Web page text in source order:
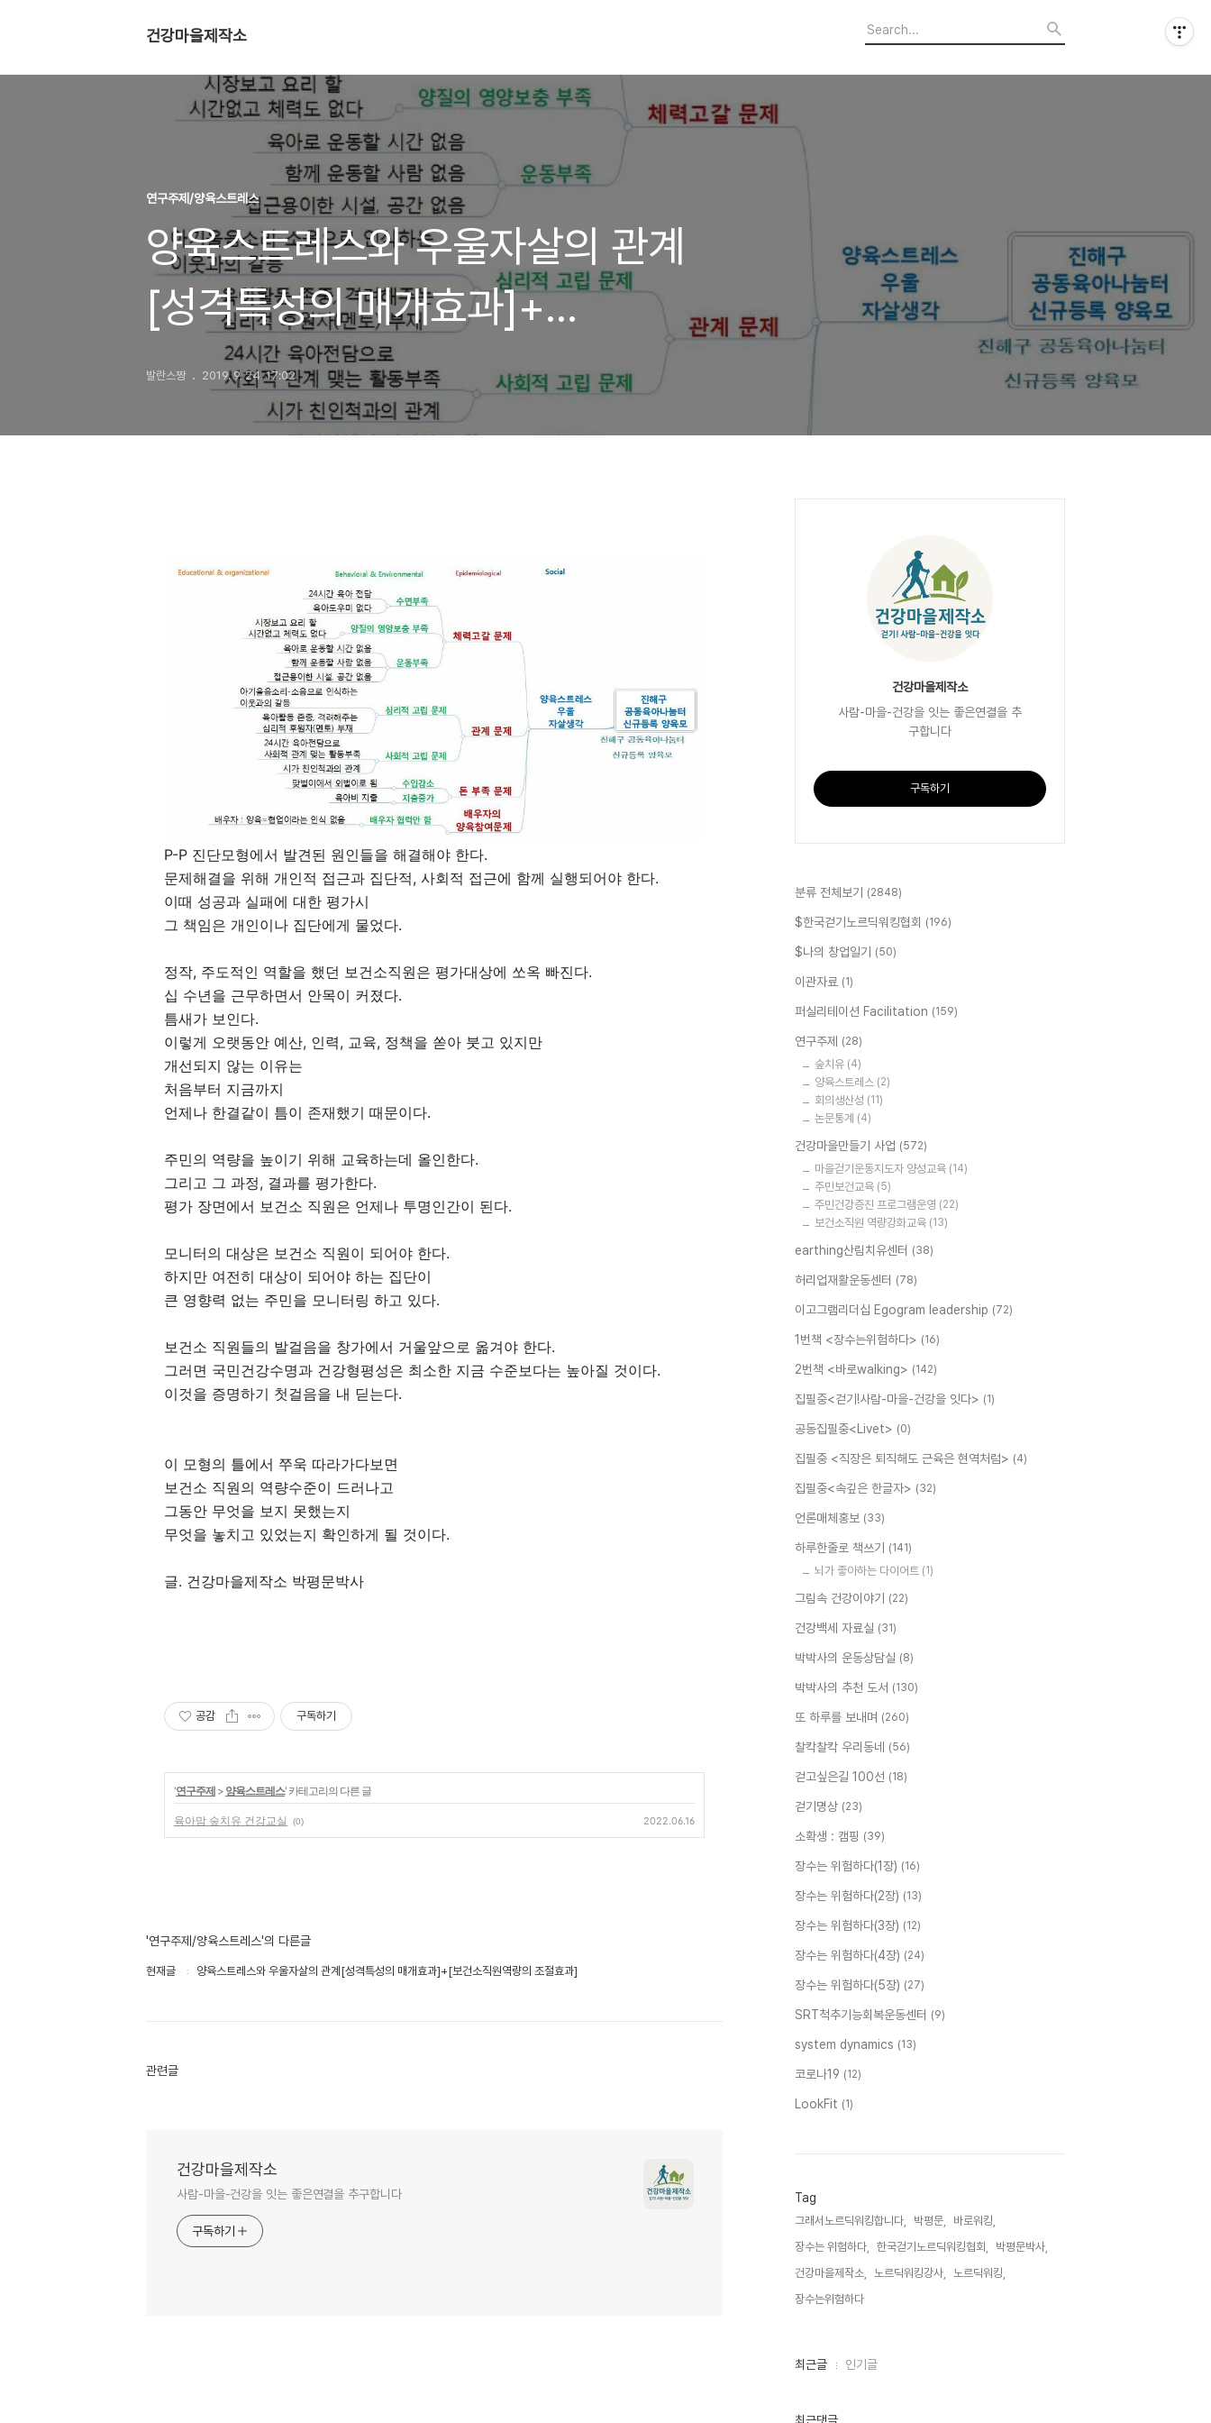
건강마을제작소
연구주제/양육스트레스
양육스트레스와 우울자살의 관계
[성격특성의 매개효과]+
[보건소직원역량의 조절효과]
발란스짱 2019. 9. 24. 17:02
P-P 진단모형에서 발견된 원인들을 해결해야 한다.
문제해결을 위해 개인적 접근과 집단적, 사회적 접근에 함께 실행되어야 한다.
이때 성공과 실패에 대한 평가시
그 책임은 개인이나 집단에게 물었다.
정작, 주도적인 역할을 했던 보건소직원은 평가대상에 쏘옥 빠진다.
십 수년을 근무하면서 안목이 커졌다.
틈새가 보인다.
이렇게 오랫동안 예산, 인력, 교육, 정책을 쏟아 붓고 있지만
개선되지 않는 이유는
처음부터 지금까지
언제나 한결같이 틈이 존재했기 때문이다.
주민의 역량을 높이기 위해 교육하는데 올인한다.
그리고 그 과정, 결과를 평가한다.
평가 장면에서 보건소 직원은 언제나 투명인간이 된다.
모니터의 대상은 보건소 직원이 되어야 한다.
하지만 여전히 대상이 되어야 하는 집단이
큰 영향력 없는 주민을 모니터링 하고 있다.
보건소 직원들의 발걸음을 창가에서 거울앞으로 옮겨야 한다.
그러면 국민건강수명과 건강형평성은 최소한 지금 수준보다는 높아질 것이다.
이것을 증명하기 첫걸음을 내 딛는다.
이 모형의 틀에서 쭈욱 따라가다보면
보건소 직원의 역량수준이 드러나고
그동안 무엇을 보지 못했는지
무엇을 놓치고 있었는지 확인하게 될 것이다.
글. 건강마을제작소 박평문박사
공감 구독하기
'연구주제 > 양육스트레스' 카테고리의 다른 글
육아맘 숲치유 건강교실 (0) 2022.06.16
'연구주제/양육스트레스'의 다른글
현재글 양육스트레스와 우울자살의 관계[성격특성의 매개효과]+[보건소직원역량의 조절효과]
관련글
건강마을제작소
사람-마을-건강을 잇는 좋은연결을 추구합니다
구독하기
건강마을제작소
사람-마을-건강을 잇는 좋은연결을 추
구합니다
구독하기
분류 전체보기 (2848)
$한국걷기노르딕워킹협회 (196)
$나의 창업일기 (50)
이관자료 (1)
퍼실리테이션 Facilitation (159)
연구주제 (28)
숲치유 (4)
양육스트레스 (2)
회의생산성 (11)
논문통계 (4)
건강마을만들기 사업 (572)
마을걷기운동지도자 양성교육 (14)
주민보건교육 (5)
주민건강증진 프로그램운영 (22)
보건소직원 역량강화교육 (13)
earthing산림치유센터 (38)
허리업재활운동센터 (78)
이고그램리더십 Egogram leadership (72)
1번책 <장수는위험하다> (16)
2번책 <바로walking> (142)
집필중<걷기!사람-마을-건강을 잇다> (1)
공동집필중<Livet> (0)
집필중 <직장은 퇴직해도 근육은 현역처럼> (4)
집필중<속깊은 한글자> (32)
언론매체홍보 (33)
하루한줄로 책쓰기 (141)
뇌가 좋아하는 다이어트 (1)
그림속 건강이야기 (22)
건강백세 자료실 (31)
박박사의 운동상담실 (8)
박박사의 추천 도서 (130)
또 하루를 보내며 (260)
찰칵찰칵 우리동네 (56)
걷고싶은길 100선 (18)
걷기명상 (23)
소확생 : 캠핑 (39)
장수는 위험하다(1장) (16)
장수는 위험하다(2장) (13)
장수는 위험하다(3장) (12)
장수는 위험하다(4장) (24)
장수는 위험하다(5장) (27)
SRT척추기능회복운동센터 (9)
system dynamics (13)
코로나19 (12)
LookFit (1)
Tag
그래서노르딕워킹합니다, 박평문,
바로워킹,
장수는 위험하다,
한국걷기노르딕워킹협회,
박평문박사,
건강마을제작소,
노르딕워킹강사,
노르딕워킹,
장수는위험하다,
최
인
최근글 인기글